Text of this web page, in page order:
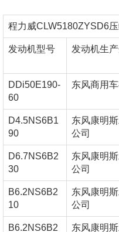
程力威CLW5180ZYSD6
发动机型号 发动机生
DDi50E190-
60
东风商用
D4.5NS6B1
90
东风康明
公司
D6.7NS6B2
30
东风康明
公司
B6.2NS6B2
10
东风康明
公司
B6.2NS6B2
东风康明